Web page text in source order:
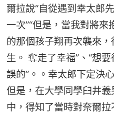
爾拉說“自從遇到幸太郎
一次”“但是，當我對將
的那個孩子翔再次襲來
生。 奪走了幸福”、“想
誤的”。。幸太郎下定決
但是，在大學同學臼井
中，得知了當時對奈爾